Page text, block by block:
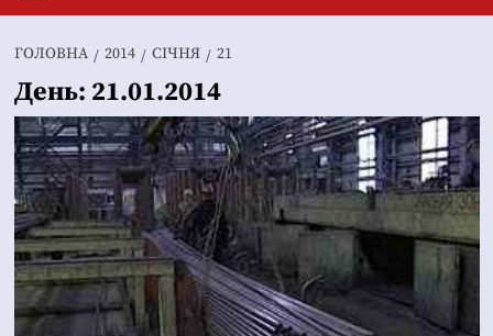
ГОЛОВНА 2014 СІЧНЯ 21
День: 21.01.2014